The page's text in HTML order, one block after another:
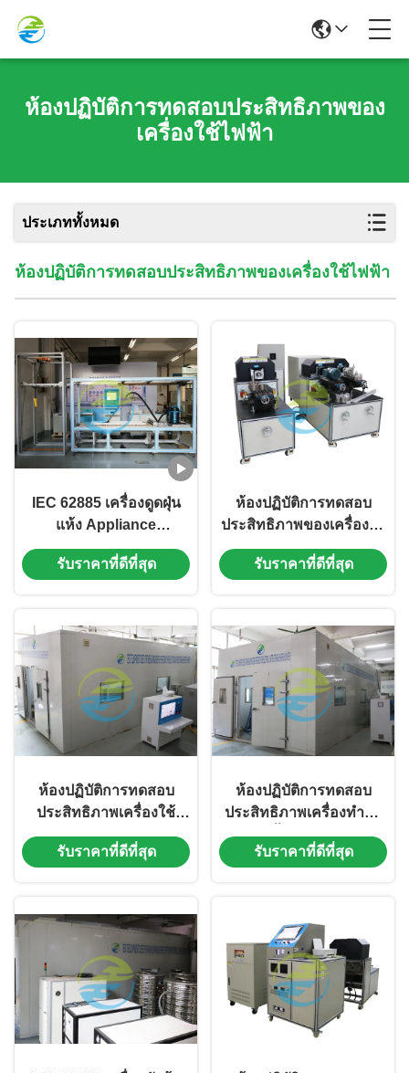
ห้องปฏิบัติการทดสอบประสิทธิภาพของ
เครื่องใช้ไฟฟ้า
ประเภททั้งหมด
ห้องปฏิบัติการทดสอบประสิทธิภาพของเครื่องใช้ไฟฟ้า
IEC 62885 เครื่องดูดฝุ่น
แห้ง Appliance
Performance Test Lab
PLC Control
รับราคาที่ดีที่สุด
ห้องปฏิบัติการทดสอบ
ประสิทธิภาพของเครื่องใช้
ไฟฟ้า IEC 60034 ระบบ
ทดสอบสมรรถนะของ
รับราคาที่ดีที่สุด
ห้องปฏิบัติการทดสอบ
ประสิทธิภาพเครื่องใช้
พลังงานอย่างมี
ประสิทธิภาพสำหรับเครื่อง
รับราคาที่ดีที่สุด
ห้องปฏิบัติการทดสอบ
ประสิทธิภาพเครื่องทำน้ำ
อุ่นเก็บน้ำพร้อม 6 สถานี
รับราคาที่ดีที่สุด